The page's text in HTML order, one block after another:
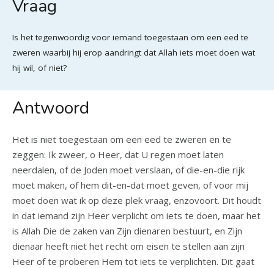
Vraag
Is het tegenwoordig voor iemand toegestaan om een eed te
zweren waarbij hij erop aandringt dat Allah iets moet doen wat
hij wil, of niet?
Antwoord
Het is niet toegestaan om een eed te zweren en te
zeggen: Ik zweer, o Heer, dat U regen moet laten
neerdalen, of de Joden moet verslaan, of die-en-die rijk
moet maken, of hem dit-en-dat moet geven, of voor mij
moet doen wat ik op deze plek vraag, enzovoort. Dit houdt
in dat iemand zijn Heer verplicht om iets te doen, maar het
is Allah Die de zaken van Zijn dienaren bestuurt, en Zijn
dienaar heeft niet het recht om eisen te stellen aan zijn
Heer of te proberen Hem tot iets te verplichten. Dit gaat